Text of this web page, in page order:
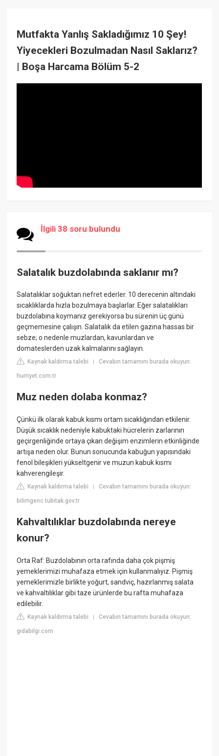
Mutfakta Yanlış Sakladığımız 10 Şey!
Yiyecekleri Bozulmadan Nasıl Saklarız?
| Boşa Harcama Bölüm 5-2
İlgili 38 soru bulundu
Salatalık buzdolabında saklanır mı?
Salatalıklar soğuktan nefret ederler. 10 derecenin altındaki
sıcaklıklarda hızla bozulmaya başlarlar. Eğer salatalıkları
buzdolabına koymanız gerekiyorsa bu sürenin üç günü
geçmemesine çalışın. Salatalık da etilen gazına hassas bir
sebze; o nedenle muzlardan, kavunlardan ve
domateslerden uzak kalmalarını sağlayın.
Kaynak kaldırma talebi |Cevabın tamamını burada okuyun:
hurriyet.com.tr
Muz neden dolaba konmaz?
Çünkü ilk olarak kabuk kısmı ortam sıcaklığından etkilenir.
Düşük sıcaklık nedeniyle kabuktaki hücrelerin zarlarının
geçirgenliğinde ortaya çıkan değişim enzimlerin etkinliğinde
artışa neden olur. Bunun sonucunda kabuğun yapısındaki
fenol bileşikleri yükseltgenir ve muzun kabuk kısmı
kahverengileşir.
Kaynak kaldırma talebi |Cevabın tamamını burada okuyun:
bilimgenc.tubitak.gov.tr
Kahvaltılıklar buzdolabında nereye
konur?
Orta Raf: Buzdolabının orta rafında daha çok pişmiş
yemeklerimizi muhafaza etmek için kullanmalıyız. Pişmiş
yemeklerimizle birlikte yoğurt, sandviç, hazırlanmış salata
ve kahvaltılıklar gibi taze ürünlerde bu rafta muhafaza
edilebilir.
Kaynak kaldırma talebi |Cevabın tamamını burada okuyun:
gidabilgi.com